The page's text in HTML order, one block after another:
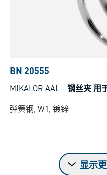
BN 20555
MIKALOR AAL - 钢丝夹 用
弹簧钢, W1, 镀锌
显示